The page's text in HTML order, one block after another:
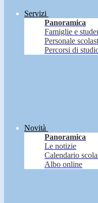
Servizi
Panoramica
Famiglie e
Personale
Percorsi di
Novità
Panoramica
Le notizie
Calendario
Albo online